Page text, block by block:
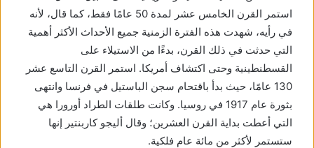
استمر القرن الخامس عشر لمدة 50 عامًا فقط، كما قال، لأنه
في رأيه، شهدت هذه الفترة الزمنية جميع الأحداث الأكثر أهمية
التي حدثت في ذلك القرن، بدءًا من الاستيلاء على
القسطنطينية وحتى اكتشاف أمريكا. استمر القرن التاسع عشر
130 عامًا، حيث بدأ باقتحام سجن الباستيل في فرنسا وانتهى
بثورة عام 1917 في روسيا. وكانت طلقات الطراد أورورا هي
التي أعطت بداية القرن العشرين؛ وقال أليجو كاربنتير إنها
ستستمر لأكثر من مائة عام فلكية.